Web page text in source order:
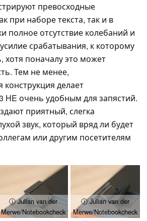
превосходные
при наборе текста, так и в
полное отсутствие колебаний и
срабатывания, к которому
хотя поначалу это может
Тем не менее,
делает
HE очень удобным для запястий.
приятный, слегка
звук, который вряд ли будет
или другим посетителям
ⓘ Julian van der
Merwe/Notebookcheck
ⓘ Julian van der
Merwe/Notebookcheck